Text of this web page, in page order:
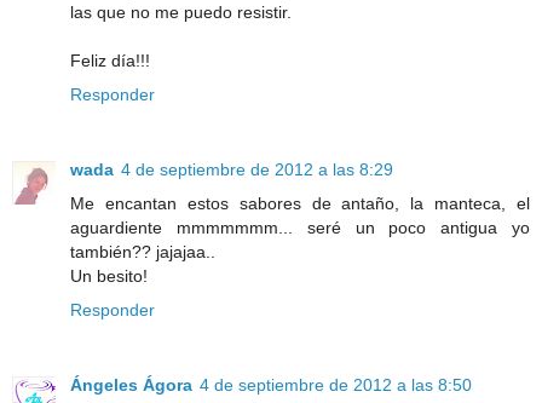
las que no me puedo resistir.
Feliz día!!!
Responder
wada 4 de septiembre de 2012 a las 8:29
Me encantan estos sabores de antaño, la manteca, el
aguardiente mmmmmmm... seré un poco antigua yo
también?? jajajaa..
Un besito!
Responder
Ángeles Ágora 4 de septiembre de 2012 a las 8:50